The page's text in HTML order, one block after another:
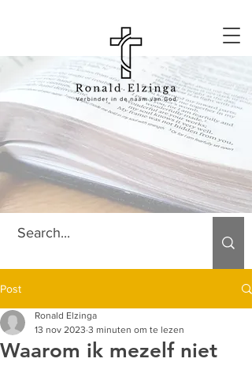
Post
Waarom ik mezelf niet
Ronald Elzinga
13 nov 2023 3 minuten om te lezen